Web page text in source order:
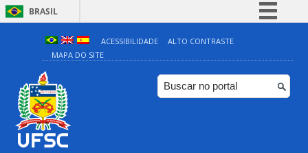
BRASIL
Simplifique!
Comunica BR
Participe
ACESSIBILIDADE
ALTO CONTRASTE
MAPA DO SITE